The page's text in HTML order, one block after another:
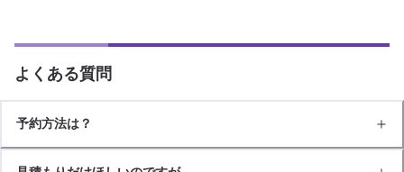
よくある質問
予約方法は？